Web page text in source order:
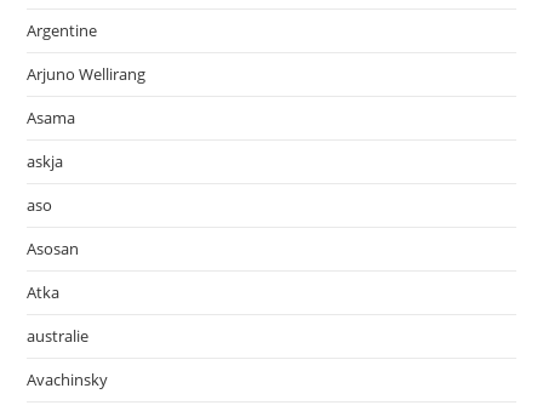
Argentine
Arjuno Wellirang
Asama
askja
aso
Asosan
Atka
australie
Avachinsky